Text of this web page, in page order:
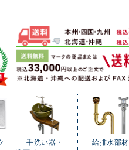
手洗い器・
給排水部材